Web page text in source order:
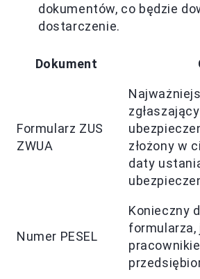
dokumentów, co będzie
dostarczenie.
Dokument
Formularz ZUS
ZWUA
złożony w
daty
Numer PESEL
Konieczny